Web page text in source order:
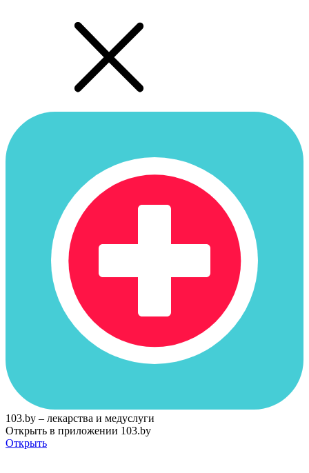
103.by – лекарства и медуслуги
Открыть в приложении 103.by
Открыть